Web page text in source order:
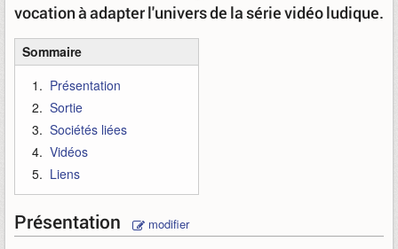
vocation à adapter l'univers de la série vidéo ludique.
Sommaire
Présentation
Sortie
Sociétés liées
Vidéos
Liens
Présentation modifier